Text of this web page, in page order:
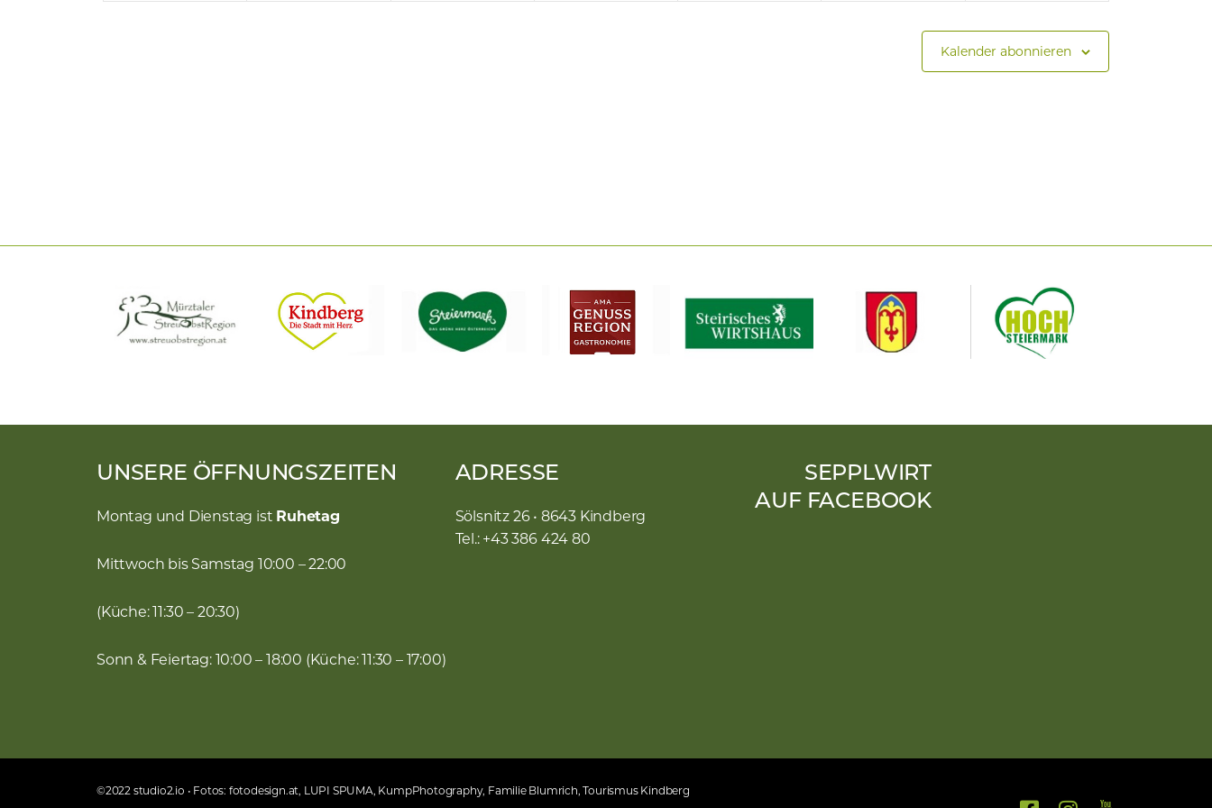
Kalender abonnieren
UNSERE ÖFFNUNGSZEITEN
Montag und Dienstag ist Ruhetag
Mittwoch bis Samstag 10:00 – 22:00
(Küche: 11:30 – 20:30)
Sonn & Feiertag: 10:00 – 18:00 (Küche: 11:30 – 17:00)
ADRESSE
Sölsnitz 26 • 8643 Kindberg
Tel.: +43 386 424 80
SEPPLWIRT
AUF FACEBOOK
©2022 studio2.io • Fotos: fotodesign.at, LUPI SPUMA, KumpPhotography, Familie Blumrich, Tourismus Kindberg